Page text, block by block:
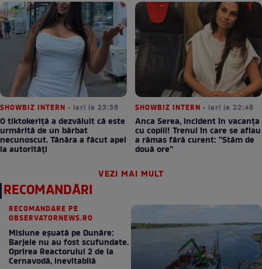
SHOWBIZ INTERN • ieri la 23:36
O tiktokeriță a dezvăluit că este
urmărită de un bărbat
necunoscut. Tânăra a făcut apel
la autorități
SHOWBIZ INTERN • ieri la 22:48
Anca Serea, incident în vacanța
cu copiii! Trenul în care se aflau
a rămas fără curent: ”Stăm de
două ore”
VEZI MAI MULT
RECOMANDĂRI
RECOMANDARE PE
OBSERVATORNEWS.RO
Misiune eșuată pe Dunăre:
Barjele nu au fost scufundate.
Oprirea Reactorului 2 de la
Cernavodă, inevitabilă